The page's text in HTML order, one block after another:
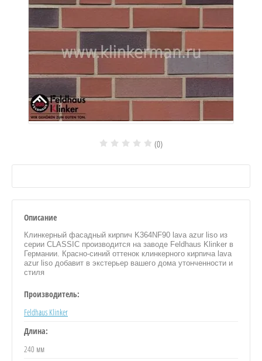
(0)
Описание
Клинкерный фасадный кирпич K364NF90 lava azur liso из
серии CLASSIC производится на заводе Feldhaus Klinker в
Германии. Красно-синий оттенок клинкерного кирпича lava
azur liso добавит в экстерьер вашего дома утонченности и
стиля
Производитель:
Feldhaus Klinker
Длина:
240 мм